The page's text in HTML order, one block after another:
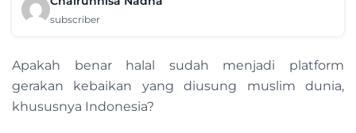
subscriber
Apakah benar halal sudah menjadi platform
gerakan kebaikan yang diusung muslim dunia,
khususnya Indonesia?